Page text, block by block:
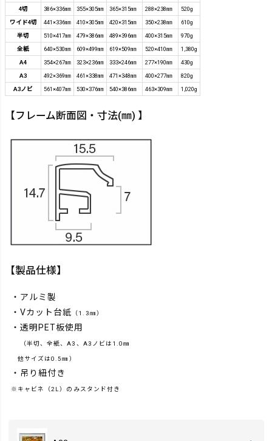
4切
386×336㎜ 355×305㎜ 365×315㎜ 288×238㎜
520g
ワイド4切
441×336㎜ 410×305㎜ 420×315㎜ 350×238㎜
610g
半切
510×417㎜ 479×386㎜ 489×396㎜ 400×315㎜
970g
全紙
640×530㎜ 609×499㎜ 619×509㎜ 520×410㎜
1,380g
A4
354×267㎜ 323×236㎜ 333×246㎜ 277×190㎜
430g
A3
492×369㎜ 461×338㎜ 471×348㎜ 400×277㎜
820g
A3ノビ
561×407㎜ 530×376㎜ 540×386㎜ 463×309㎜ 1,020g
【フレーム断面図・寸法(㎜) 】
【製品仕様】
・アルミ製
・Vカット台紙
（1.3㎜）
・透明PET板使用
（半切、全紙、A3、A3ノビは1.0㎜
他サイズは0.5㎜）
・吊り紐付き
※キャビネ（2L）のみスタンド付き